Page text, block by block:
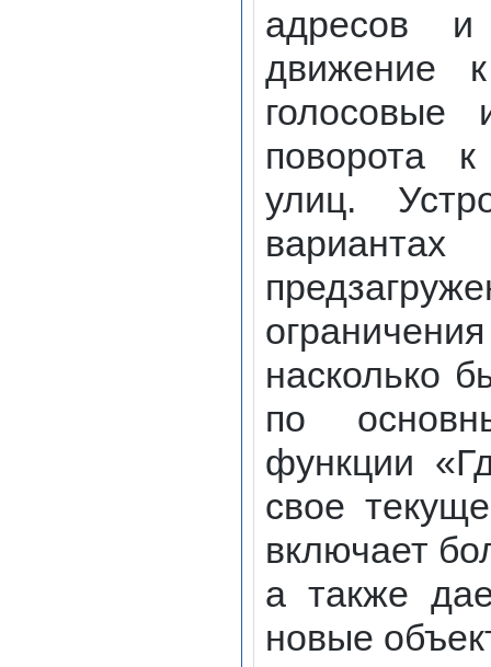
адресов
движение
голосовые
поворота
улиц.
насколько
по
функции
свое
включает
а также
новые